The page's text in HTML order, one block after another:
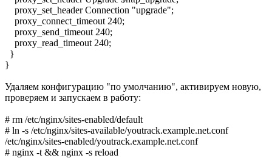
proxy_set_header Connection "upgrade";
proxy_connect_timeout 240;
proxy_send_timeout 240;
proxy_read_timeout 240;
}
}
Удаляем конфигурацию "по умолчанию", активируем новую,
проверяем и запускаем в работу:
# rm /etc/nginx/sites-enabled/default
# ln -s /etc/nginx/sites-available/youtrack.example.net.conf
/etc/nginx/sites-enabled/youtrack.example.net.conf
# nginx -t && nginx -s reload